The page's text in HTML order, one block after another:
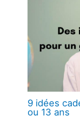
9 idées
ou 13 ans